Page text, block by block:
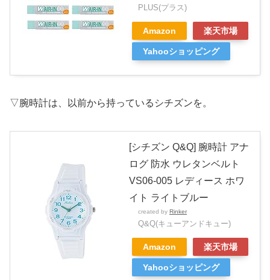
PLUS(プラス)
Amazon 楽天市場
Yahooショッピング
▽腕時計は、以前から持っているシチズンを。
[シチズン Q&Q] 腕時計 アナ
ログ 防水 ウレタンベルト
VS06-005 レディース ホワ
イト ライトブルー
created by Rinker
Q&Q(キューアンドキュー)
Amazon 楽天市場
Yahooショッピング